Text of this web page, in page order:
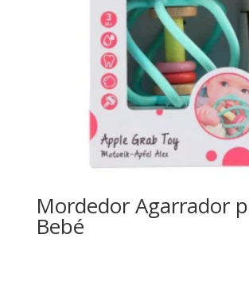
Mordedor Agarrador
Bebé